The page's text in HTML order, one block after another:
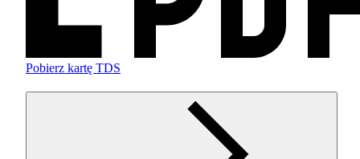
Pobierz kartę TDS